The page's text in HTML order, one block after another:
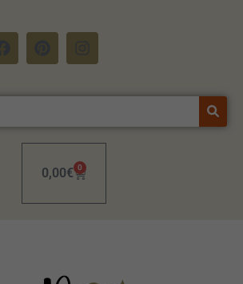
0,00€ 0